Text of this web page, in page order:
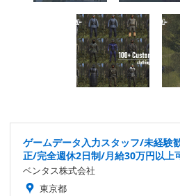
ゲームデータ入力スタッフ/未経験
正/完全週休2日制/月給30万円以上
ベンタス株式会社
東京都